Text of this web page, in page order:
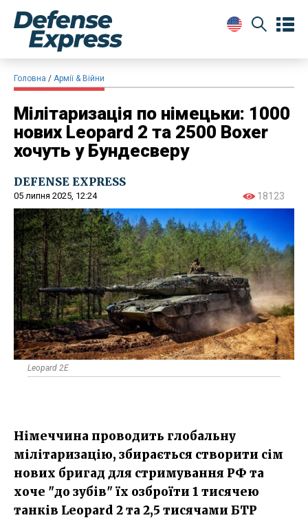
Головна Армії & Війни
Мілітаризація по німецьки: 1000
нових Leopard 2 та 2500 Boxer
хочуть у Бундесверу
DEFENSE EXPRESS
05 липня 2025, 12:24 18123
Leopard 2E
Німеччина проводить глобальну
мілітаризацію, збирається створити сім
нових бригад для стримування РФ та
хоче "до зубів" їх озброїти 1 тисячею
танків Leopard 2 та 2,5 тисячами БТР